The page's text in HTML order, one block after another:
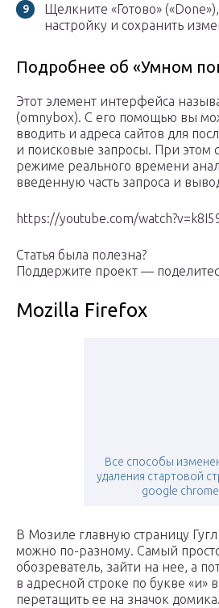
Щелкните «Готово»
настройку и сохранить
Подробнее об «Умном
Этот элемент интерфейса
(omnybox). С его помощью вы
вводить и адреса сайтов для
и поисковые запросы. При этом
режиме реального времени
введенную часть запроса и
https://youtube.com/
Статья была полезна?
Поддержите проект —
Mozilla Firefox
Все способы
удаления стартовой
google chrome
В Мозиле главную страницу Гугл
можно по-разному. Самый
обозреватель, зайти на нее, а
в адресной строке по букве «и»
перетащить ее на значок домика.